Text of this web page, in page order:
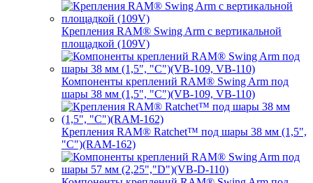
Крепления RAM® Swing Arm с вертикальной
площадкой (109V)
Компоненты креплений RAM® Swing Arm под
шары 38 мм (1,5", "C")(VB-109, VB-110)
Крепления RAM® Ratchet™ под шары 38 мм (1,5",
"C")(RAM-162)